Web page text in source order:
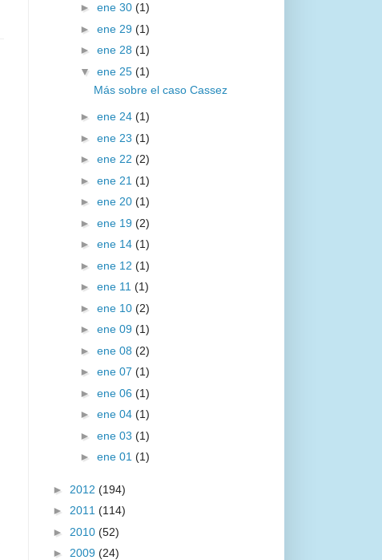
► ene 30 (1)
► ene 29 (1)
► ene 28 (1)
▼ ene 25 (1)
Más sobre el caso Cassez
► ene 24 (1)
► ene 23 (1)
► ene 22 (2)
► ene 21 (1)
► ene 20 (1)
► ene 19 (2)
► ene 14 (1)
► ene 12 (1)
► ene 11 (1)
► ene 10 (2)
► ene 09 (1)
► ene 08 (2)
► ene 07 (1)
► ene 06 (1)
► ene 04 (1)
► ene 03 (1)
► ene 01 (1)
► 2012 (194)
► 2011 (114)
► 2010 (52)
► 2009 (24)